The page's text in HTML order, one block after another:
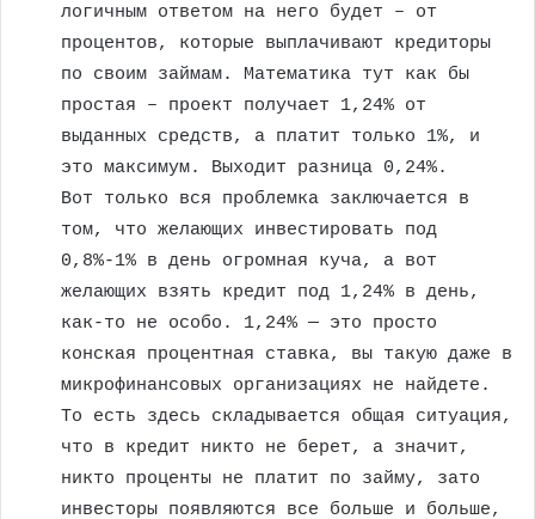
логичным ответом на него будет – от
процентов, которые выплачивают кредиторы
по своим займам. Математика тут как бы
простая – проект получает 1,24% от
выданных средств, а платит только 1%, и
это максимум. Выходит разница 0,24%.
Вот только вся проблемка заключается в
том, что желающих инвестировать под
0,8%-1% в день огромная куча, а вот
желающих взять кредит под 1,24% в день,
как-то не особо. 1,24% — это просто
конская процентная ставка, вы такую даже в
микрофинансовых организациях не найдете.
То есть здесь складывается общая ситуация,
что в кредит никто не берет, а значит,
никто проценты не платит по займу, зато
инвесторы появляются все больше и больше,